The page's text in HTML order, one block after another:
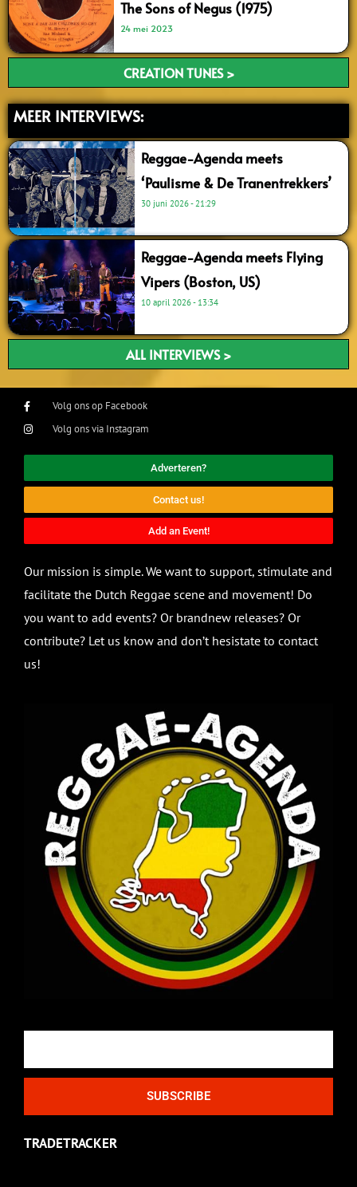
The Sons of Negus (1975)
24 mei 2023
CREATION TUNES >
MEER INTERVIEWS:
Reggae-Agenda meets
‘Paulisme & De Tranentrekkers’
30 juni 2026 21:29
Reggae-Agenda meets Flying
Vipers (Boston, US)
10 april 2026 13:34
ALL INTERVIEWS >
Volg ons op Facebook
Volg ons via Instagram
Adverteren?
Contact us!
Add an Event!
Our mission is simple. We want to support, stimulate and
facilitate the Dutch Reggae scene and movement! Do
you want to add events? Or brandnew releases? Or
contribute? Let us know and don’t hesistate to contact
us!
SUBSCRIBE
TRADETRACKER